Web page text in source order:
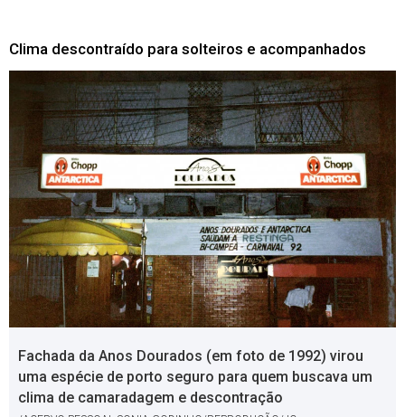
Clima descontraído para solteiros e acompanhados
Fachada da Anos Dourados (em foto de 1992) virou
uma espécie de porto seguro para quem buscava um
clima de camaradagem e descontração